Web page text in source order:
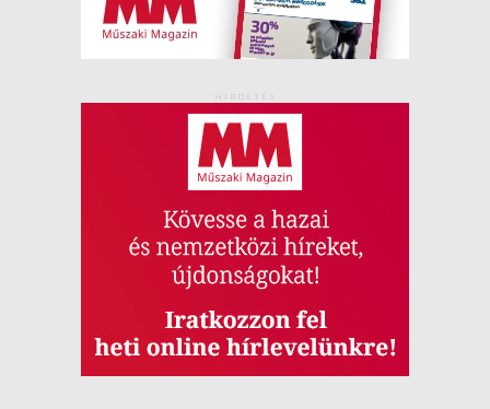
HIRDETÉS